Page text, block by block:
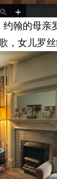
翰的母
，女儿罗